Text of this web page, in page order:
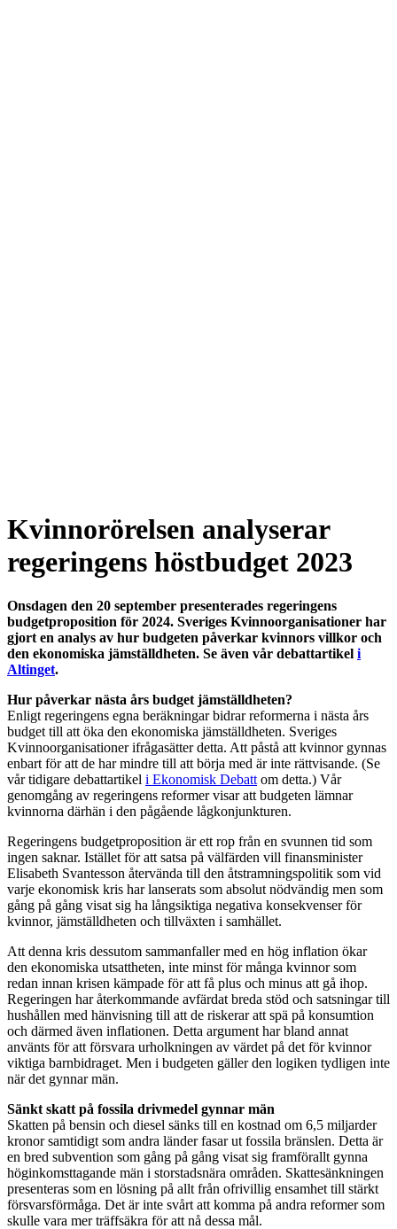
Kvinnorörelsen analyserar
regeringens höstbudget 2023
Onsdagen den 20 september presenterades regeringens
budgetproposition för 2024. Sveriges Kvinnoorganisationer har
gjort en analys av hur budgeten påverkar kvinnors villkor och
den ekonomiska jämställdheten. Se även vår debattartikel i
Altinget.
Hur påverkar nästa års budget jämställdheten?
Enligt regeringens egna beräkningar bidrar reformerna i nästa års
budget till att öka den ekonomiska jämställdheten. Sveriges
Kvinnoorganisationer ifrågasätter detta. Att påstå att kvinnor gynnas
enbart för att de har mindre till att börja med är inte rättvisande. (Se
vår tidigare debattartikel i Ekonomisk Debatt om detta.) Vår
genomgång av regeringens reformer visar att budgeten lämnar
kvinnorna därhän i den pågående lågkonjunkturen.
Regeringens budgetproposition är ett rop från en svunnen tid som
ingen saknar. Istället för att satsa på välfärden vill finansminister
Elisabeth Svantesson återvända till den åtstramningspolitik som vid
varje ekonomisk kris har lanserats som absolut nödvändig men som
gång på gång visat sig ha långsiktiga negativa konsekvenser för
kvinnor, jämställdheten och tillväxten i samhället.
Att denna kris dessutom sammanfaller med en hög inflation ökar
den ekonomiska utsattheten, inte minst för många kvinnor som
redan innan krisen kämpade för att få plus och minus att gå ihop.
Regeringen har återkommande avfärdat breda stöd och satsningar till
hushållen med hänvisning till att de riskerar att spä på konsumtion
och därmed även inflationen. Detta argument har bland annat
använts för att försvara urholkningen av värdet på det för kvinnor
viktiga barnbidraget. Men i budgeten gäller den logiken tydligen inte
när det gynnar män.
Sänkt skatt på fossila drivmedel gynnar män
Skatten på bensin och diesel sänks till en kostnad om 6,5 miljarder
kronor samtidigt som andra länder fasar ut fossila bränslen. Detta är
en bred subvention som gång på gång visat sig framförallt gynna
höginkomsttagande män i storstadsnära områden. Skattesänkningen
presenteras som en lösning på allt från ofrivillig ensamhet till stärkt
försvarsförmåga. Det är inte svårt att komma på andra reformer som
skulle vara mer träffsäkra för att nå dessa mål.